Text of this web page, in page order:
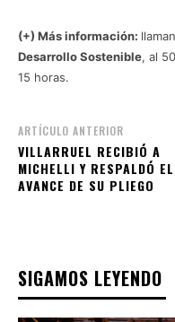
(+) Más información:
Desarrollo Sostenible, al
15 horas.
ARTÍCULO ANTERIOR
VILLARRUEL RECIBIÓ A
MICHELLI Y RESPALDÓ EL
AVANCE DE SU PLIEGO
SIGAMOS LEYENDO